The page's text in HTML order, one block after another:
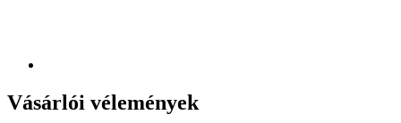
Vásárlói vélemények